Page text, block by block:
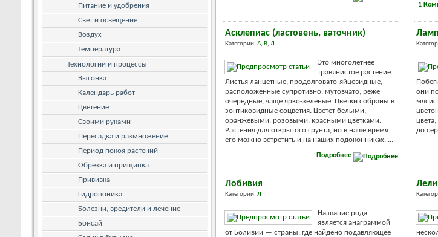
1
Асклепиас (ластовень, ваточник)
Категории: А, В, Л
Это многолетнее
травянистое растение.
Листья ланцетные, продолговато-яйцевидные,
расположенные супротивно, мутовчато, реже
очередные, чаще ярко-зеленые. Цветки собраны в
зонтиковидные соцветия. Цветет белыми,
оранжевыми, розовыми, красными цветками.
Растения для открытого грунта, но в наше время
его можно встретить и на наших подоконниках. ...
Подробнее
они
до
Лобивия
Категории: Л
Название рода
является анаграммой
от Боливии — страны, где найдено подавляющее
Питание и удобрения
Свет и освещение
Воздух
Температура
Технологии и процессы
Выгонка
Календарь работ
Цветение
Своими руками
Пересадка и размножение
Период покоя растений
Обрезка и прищипка
Прививка
Гидропоника
Болезни, вредители и лечение
Бонсай